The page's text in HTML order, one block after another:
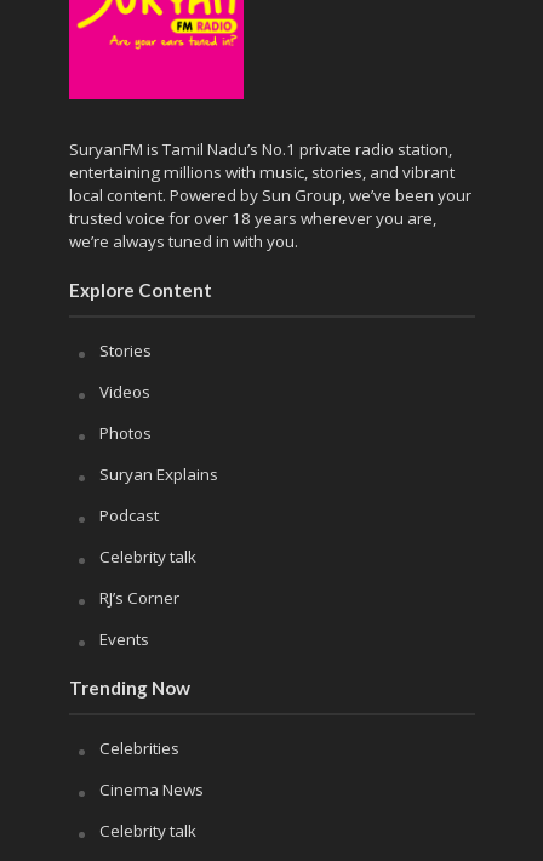
SuryanFM is Tamil Nadu’s No.1 private radio station,
entertaining millions with music, stories, and vibrant
local content. Powered by Sun Group, we’ve been your
trusted voice for over 18 years wherever you are,
we’re always tuned in with you.
Explore Content
Stories
Videos
Photos
Suryan Explains
Podcast
Celebrity talk
RJ’s Corner
Events
Trending Now
Celebrities
Cinema News
Celebrity talk